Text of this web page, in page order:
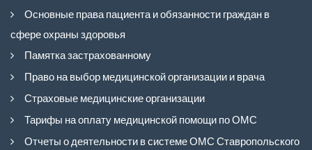
Основные права пациента и обязанности граждан в
сфере охраны здоровья
Памятка застрахованному
Право на выбор медицинской организации и врача
Страховые медицинские организации
Тарифы на оплату медицинской помощи по ОМС
Отчеты о деятельности в системе ОМС Ставропольского